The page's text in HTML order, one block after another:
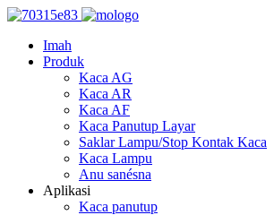
Imah
Produk
Kaca AG
Kaca AR
Kaca AF
Kaca Panutup Layar
Saklar Lampu/Stop Kontak Kaca
Kaca Lampu
Anu sanésna
Aplikasi
Kaca panutup